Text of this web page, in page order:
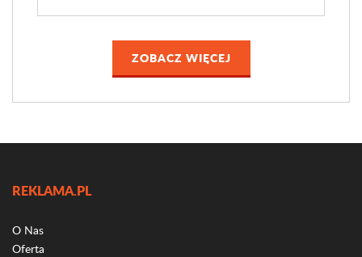
ZOBACZ WIĘCEJ
REKLAMA.PL
O Nas
Oferta